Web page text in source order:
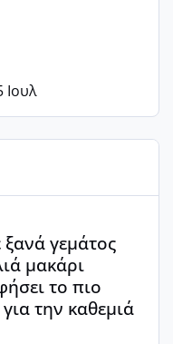
Ιουλ
και ανεμελιά
γεμάτος
μακάρι
το πιο
την καθεμιά